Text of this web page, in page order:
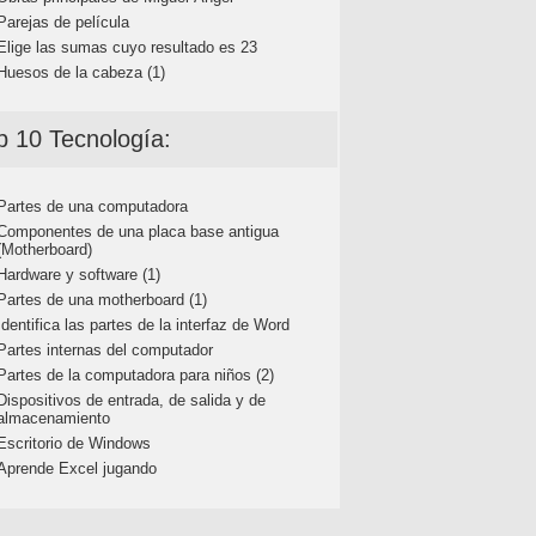
de película
las sumas cuyo resultado es 23
de la cabeza (1)
10 Tecnología:
de una computadora
de una placa base antigua
y software (1)
de una motherboard (1)
las partes de la interfaz de Word
internas del computador
de la computadora para niños (2)
de entrada, de salida y de
de Windows
Excel jugando